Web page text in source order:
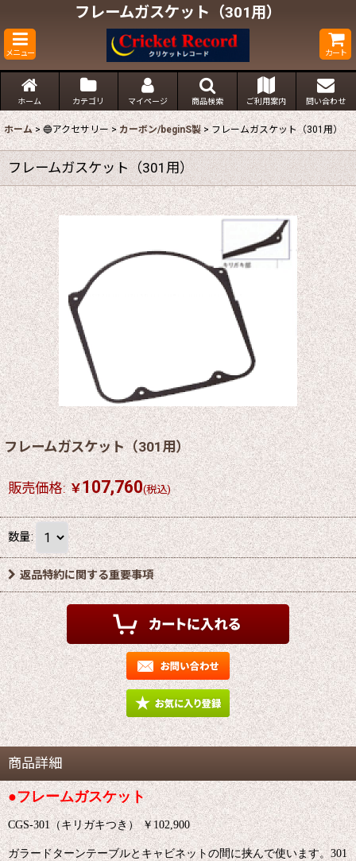
フレームガスケット（301用）
メニュー カート
ホーム カテゴリ マイページ 商品検索 ご利用案内 問い合わせ
ホーム > 🔵アクセサリー > カーボン/beginS製 > フレームガスケット（301用）
フレームガスケット（301用）
フレームガスケット（301用）
販売価格: ￥107,760(税込)
数量:
返品特約に関する重要事項
商品詳細
●フレームガスケット
CGS-301（キリガキつき） ￥102,900
ガラードターンテーブルとキャビネットの間に挟んで使います。301